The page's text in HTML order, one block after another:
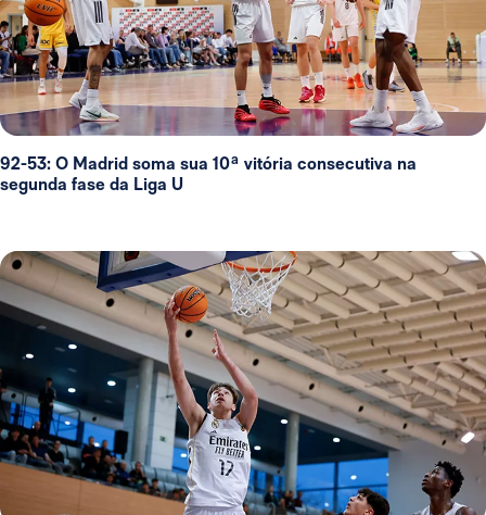
92-53: O Madrid soma sua 10ª vitória consecutiva na
segunda fase da Liga U